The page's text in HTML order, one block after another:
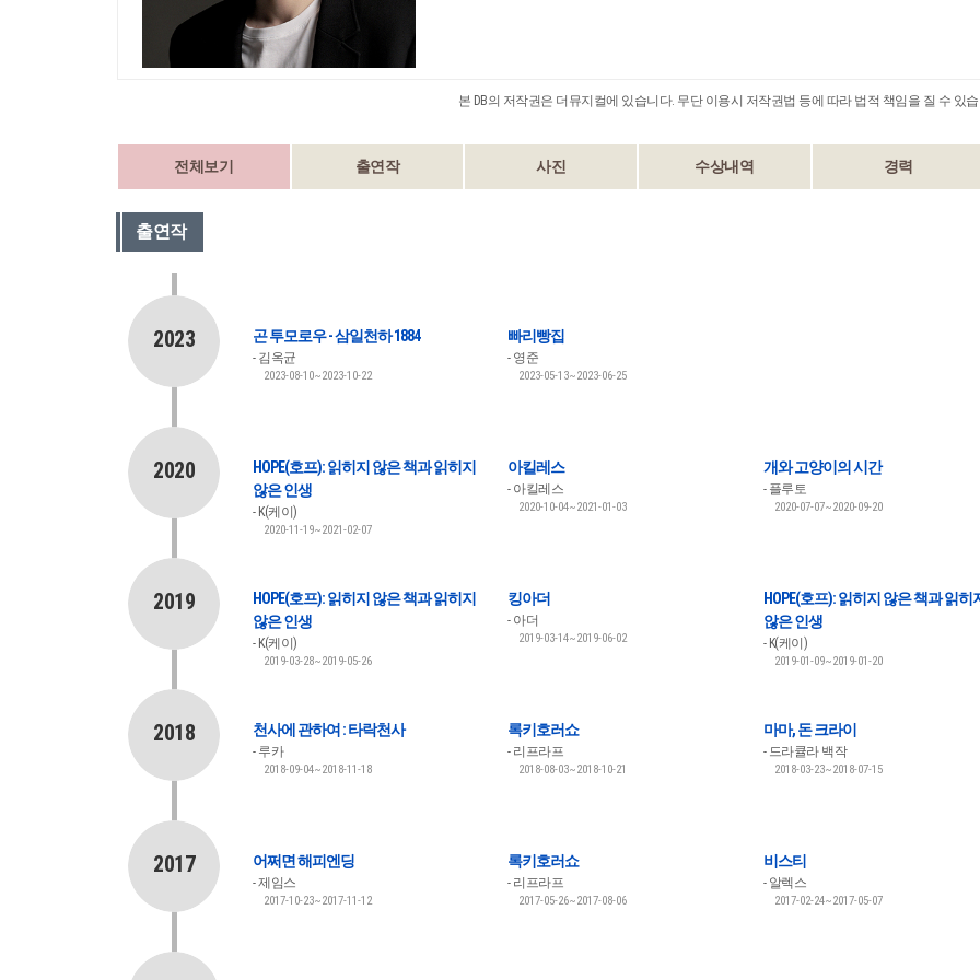
본 DB의 저작권은 더뮤지컬에 있습니다. 무단 이용시 저작권법 등에 따라 법적 책임을 질 수 있습
전체보기 출연작 사진 수상내역 경력
출연작
2023 곤 투모로우 - 삼일천하 1884
김옥균
2023-08-10~2023-10-22
빠리빵집
영준
2023-05-13~2023-06-25
2020
HOPE(호프): 읽히지 않은 책과 읽히지
않은 인생
K(케이)
2020-11-19~2021-02-07
아킬레스
아킬레스
2020-10-04~2021-01-03
개와 고양이의 시간
플루토
2020-07-07~2020-09-20
2019
HOPE(호프): 읽히지 않은 책과 읽히지
않은 인생
K(케이)
2019-03-28~2019-05-26
킹아더
아더
2019-03-14~2019-06-02
HOPE(호프): 읽히지 않은 책과 읽히
않은 인생
K(케이)
2019-01-09~2019-01-20
2018 천사에 관하여 : 타락천사
루카
2018-09-04~2018-11-18
록키호러쇼
리프라프
2018-08-03~2018-10-21
마마, 돈 크라이
드라큘라 백작
2018-03-23~2018-07-15
2017 어쩌면 해피엔딩
제임스
2017-10-23~2017-11-12
록키호러쇼
리프라프
2017-05-26~2017-08-06
비스티
알렉스
2017-02-24~2017-05-07